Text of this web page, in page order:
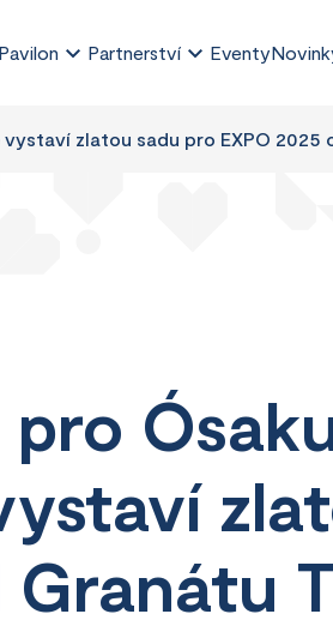
Partnerství Eventy
zlatou sadu pro EXPO 2025
Granátu